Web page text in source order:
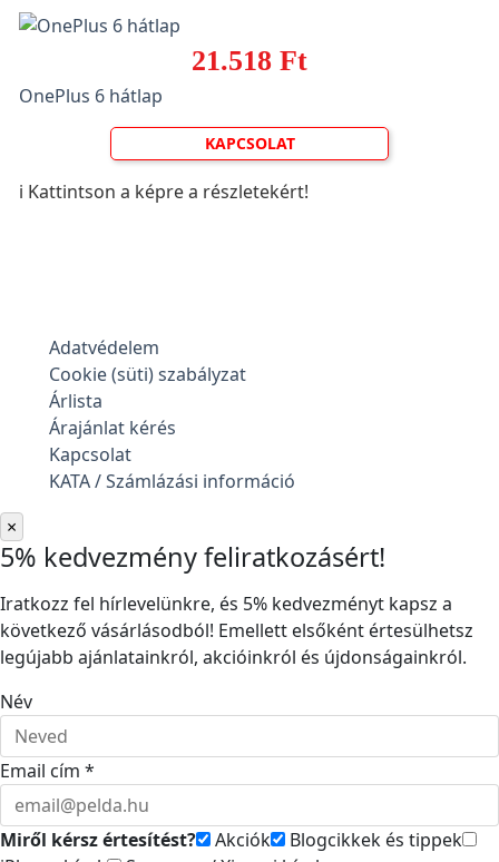
21.518 Ft
OnePlus 6 hátlap
KAPCSOLAT
ℹ️ Kattintson a képre a részletekért!
Adatvédelem
Cookie (süti) szabályzat
Árlista
Árajánlat kérés
Kapcsolat
KATA / Számlázási információ
×
5% kedvezmény feliratkozásért!
Iratkozz fel hírlevelünkre, és 5% kedvezményt kapsz a
következő vásárlásodból! Emellett elsőként értesülhetsz
legújabb ajánlatainkról, akcióinkról és újdonságainkról.
Név
Email cím *
Miről kérsz értesítést? Akciók
Blogcikkek és tippek